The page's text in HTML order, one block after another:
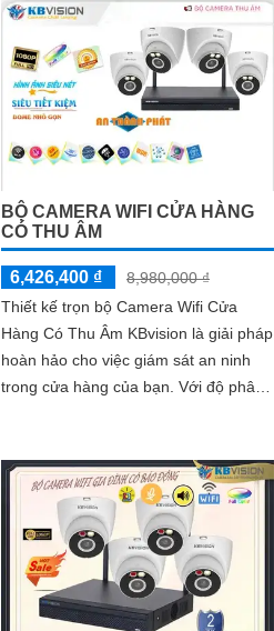
cần thiết
BỘ CAMERA WIFI CỬA HÀNG
CÓ THU ÂM
6,426,400 ₫
8,980,000 ₫
Thiết kế trọn bộ Camera Wifi Cửa
Hàng Có Thu Âm KBvision là giải pháp
hoàn hảo cho việc giám sát an ninh
trong cửa hàng của bạn. Với độ phân